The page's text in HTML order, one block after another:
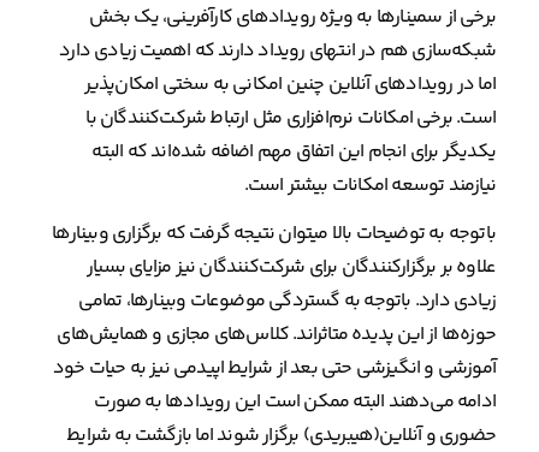
برخی از سمینارها به ویژه رویدادهای کارآفرینی، یک بخش
شبکه‌سازی هم در انتهای رویداد دارند که اهمیت زیادی دارد
اما در رویدادهای آنلاین چنین امکانی به سختی امکان‌پذیر
است. برخی امکانات نرم‌افزاری مثل ارتباط شرکت‌کنندگان با
یکدیگر برای انجام این اتفاق مهم اضافه شده‌اند که البته
نیازمند توسعه امکانات بیشتر است.
باتوجه به توضیحات بالا میتوان نتیجه گرفت که برگزاری وبینارها
علاوه بر برگزارکنندگان برای شرکت‌کنندگان نیز مزایای بسیار
زیادی دارد. باتوجه به گستردگی موضوعات وبینارها، تمامی
حوزه‌ها از این پدیده متاثراند. کلاس‌های مجازی و همایش‌های
آموزشی و انگیزشی حتی بعد از شرایط اپیدمی نیز به حیات خود
ادامه می‌دهند البته ممکن است این رویدادها به صورت
حضوری و آنلاین(هیبریدی) برگزار شوند اما بازگشت به شرایط